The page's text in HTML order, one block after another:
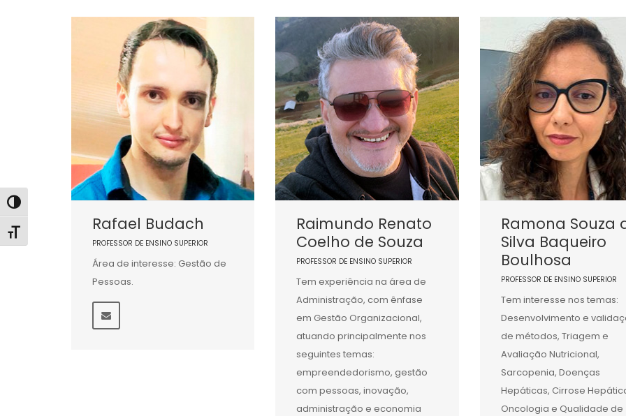
Alternar alto contraste
Alternar tamanho da fonte
Rafael Budach
PROFESSOR DE ENSINO SUPERIOR
Área de interesse: Gestão de
Pessoas.
Raimundo Renato
Coelho de Souza
PROFESSOR DE ENSINO SUPERIOR
Tem experiência na área de
Administração, com ênfase
em Gestão Organizacional,
atuando principalmente nos
seguintes temas:
empreendedorismo, gestão
com pessoas, inovação,
administração e economia
Ramona Souza
Silva Baqueiro
Boulhosa
PROFESSOR DE ENSINO SUPERIOR
Tem interesse nos temas:
Desenvolvimento e
de métodos, Triagem e
Avaliação Nutricional,
Sarcopenia, Doenças
Hepáticas, Cirrose
Oncologia e Qualidade de